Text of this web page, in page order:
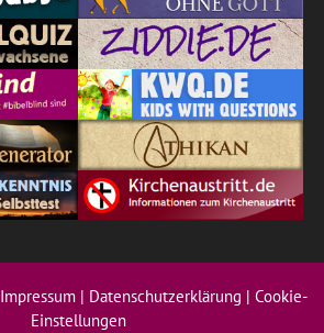
Impressum| Datenschutzerklärung | Cookie-
Einstellungen